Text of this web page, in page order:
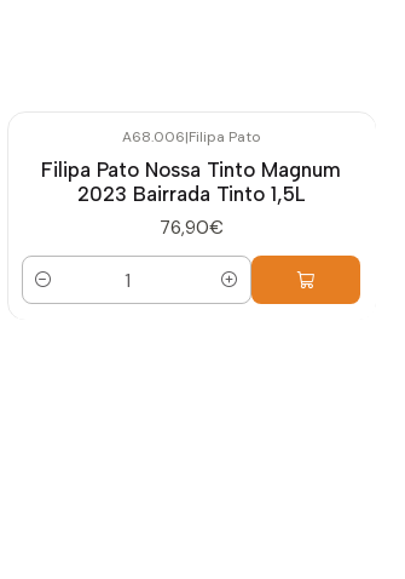
A68.006|Filipa Pato
Filipa Pato Nossa Tinto Magnum
2023 Bairrada Tinto 1,5L
76,90€
Quantidade